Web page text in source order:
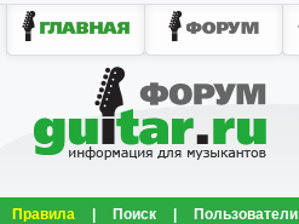
Правила Поиск Пользователи